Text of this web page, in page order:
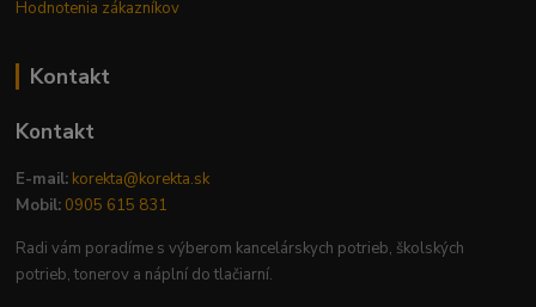
Hodnotenia zákazníkov
Kontakt
Kontakt
E-mail: korekta@korekta.sk
Mobil: 0905 615 831
Radi vám poradíme s výberom kancelárskych potrieb, školských
potrieb, tonerov a náplní do tlačiarní.